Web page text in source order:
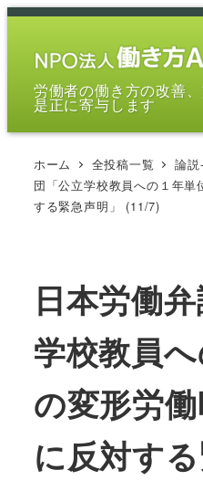
メ
労働者の働き方の改善
是正に寄与します
ホーム 全投稿一覧 論
団「公立学校教員への１年
する緊急声明」 (11/7)
日本労働
学校教員
の変形労
に反対する